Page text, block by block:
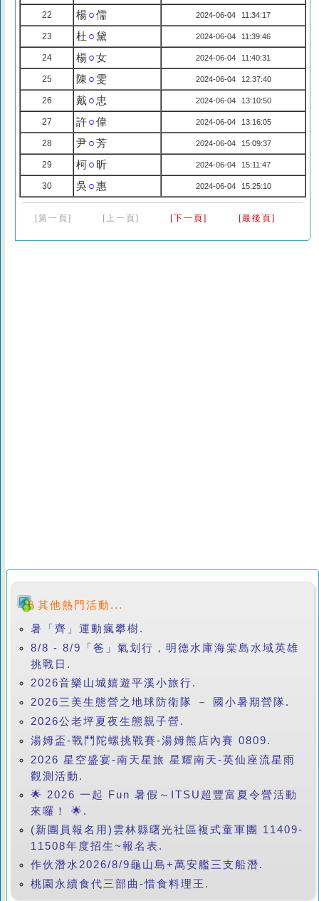
22 楊○儒 2024-06-04 11:34:17
23 杜 ○黛 2024-06-04 11:39:46
24 楊○女 2024-06-04 11:40:31
25 陳 ○ 雯 2024-06-04 12:37:40
26 戴○ 忠 2024-06-04 13:10:50
27 許○偉 2024-06-04 13:16:05
28 尹○芳 2024-06-04 15:09:37
29 柯○ 昕 2024-06-04 15:11:47
30 吳 ○惠 2024-06-04 15:25:10
[第一頁] [上一頁] [下一頁] [最後頁]
其他熱門活動...
暑「齊」運動瘋攀樹.
8/8 - 8/9「爸」氣划行，明德水庫海棠島水域英雄
挑戰日.
2026音樂山城嬉遊平溪小旅行.
2026三美生態營之地球防衛隊 － 國小暑期營隊.
2026公老坪夏夜生態親子營.
湯姆盃-戰鬥陀螺挑戰賽-湯姆熊店內賽 0809.
2026 星空盛宴-南天星旅 星耀南天-英仙座流星雨
觀測活動.
🌟 2026 一起 Fun 暑假～ITSU超豐富夏令營活動
來囉！ 🌟.
(新團員報名用)雲林縣曙光社區複式童軍團 11409-
11508年度招生~報名表.
作伙潛水2026/8/9龜山島+萬安艦三支船潛.
桃園永續食代三部曲-惜食料理王.